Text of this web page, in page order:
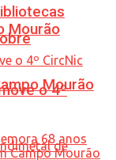
Mourão
Mourão
o 4º